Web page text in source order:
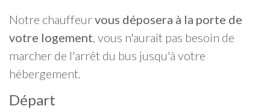
Notre chauffeurvous déposera à la porte de
votre logement, vous n'aurait pas besoin de
marcher de l'arrêt du bus jusqu'à votre
hébergement.
Départ